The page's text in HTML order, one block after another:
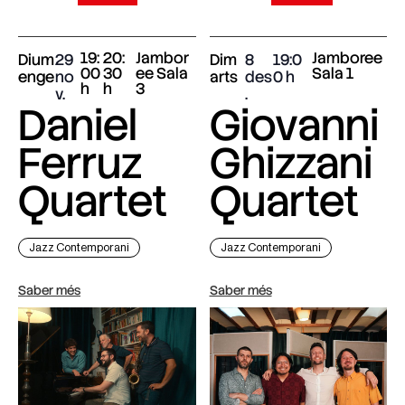
Dium
enge
29
no
v.
19:
00
h
20:
30
h
Jambor
ee Sala
3
Daniel
Ferruz
Quartet
Jazz Contemporani
Saber més
Dim
arts
8
des
.
19:0
0
Jamboree
Sala 1
Giovanni
Ghizzani
Quartet
Jazz Contemporani
Saber més